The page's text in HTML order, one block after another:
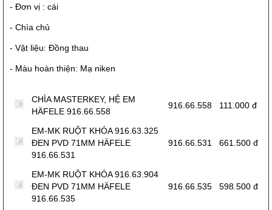
- Đơn vị : cái
- Chìa chủ
- Vật liệu: Đồng thau
- Màu hoàn thiện: Mạ niken
CHÌA MASTERKEY, HỆ EM
HÄFELE 916.66.558
916.66.558 111.000 đ
EM-MK RUỘT KHÓA 916.63.325
ĐEN PVD 71MM HÄFELE
916.66.531
916.66.531 661.500 đ
EM-MK RUỘT KHÓA 916.63.904
ĐEN PVD 71MM HÄFELE
916.66.535
916.66.535 598.500 đ